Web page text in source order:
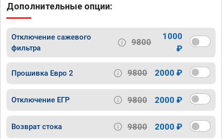
Дополнительные опции:
Отключение сажевого
фильтра
9800
1000
₽
Прошивка Евро 2 9800 2000 ₽
Отключение ЕГР 9800 2000 ₽
Возврат стока 9800 2000 ₽